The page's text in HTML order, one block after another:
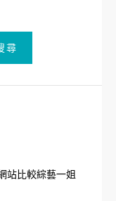
尋
站比較綜藝一姐